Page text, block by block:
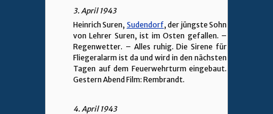
3. April 1943
Heinrich Suren, Sudendorf, der jüngste Sohn
von Lehrer Suren, ist im Osten gefallen. –
Regenwetter. – Alles ruhig. Die Sirene für
Fliegeralarm ist da und wird in den nächsten
Tagen auf dem Feuerwehrturm eingebaut.
Gestern Abend Film: Rembrandt.
4. April 1943